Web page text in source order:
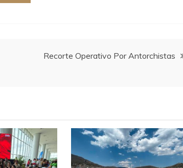
Recorte Operativo Por Antorchistas